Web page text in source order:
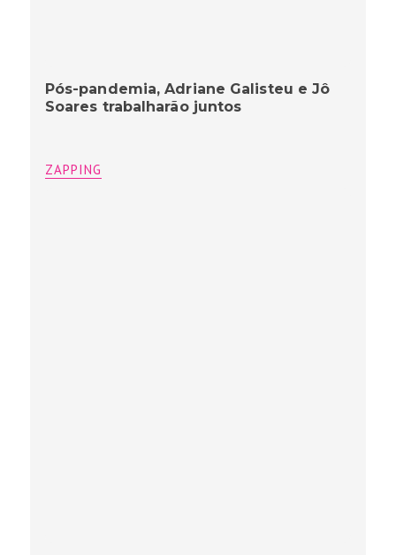
Pós-pandemia, Adriane Galisteu e Jô
Soares trabalharão juntos
ZAPPING